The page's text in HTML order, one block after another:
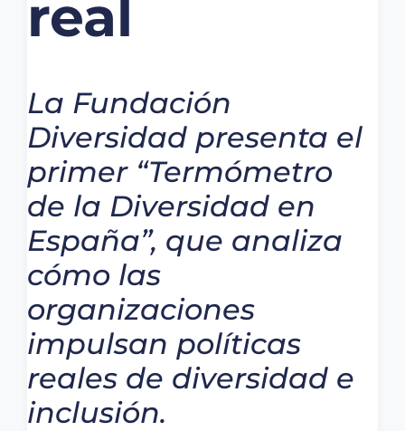
real
La Fundación
Diversidad presenta el
primer “Termómetro
de la Diversidad en
España”, que analiza
cómo las
organizaciones
impulsan políticas
reales de diversidad e
inclusión.